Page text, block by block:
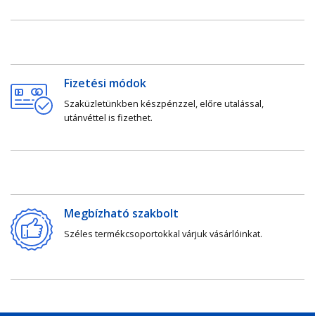
Fizetési módok
Szaküzletünkben készpénzzel, előre utalással,
utánvéttel is fizethet.
Megbízható szakbolt
Széles termékcsoportokkal várjuk vásárlóinkat.